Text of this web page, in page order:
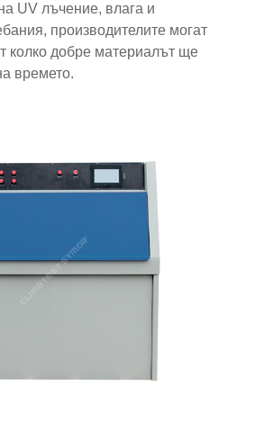
UV лъчение, влага и
производителите могат
колко добре материалът ще
времето.